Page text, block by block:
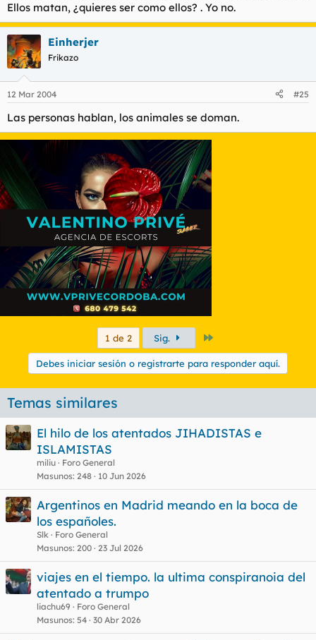
Ellos matan, ¿quieres ser como ellos? . Yo no.
Einherjer
Frikazo
12 Mar 2004 #25
Las personas hablan, los animales se doman.
1 de 2 Sig.
Debes iniciar sesión o registrarte para responder aquí.
Temas similares
El hilo de los atentados JIHADISTAS e
ISLAMISTAS
miliu
Foro General
Masunos 248 10 Jun 2026
Argentinos en Madrid meando en la boca de
los españoles.
Slk
Foro General
Masunos 200 23 Jul 2026
viajes en el tiempo. la ultima conspiranoia del
atentado a trumpo
liachu69
Foro General
Masunos 54 30 Abr 2026